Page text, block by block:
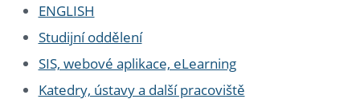
ENGLISH
Studijní oddělení
SIS, webové aplikace, eLearning
Katedry, ústavy a další pracoviště